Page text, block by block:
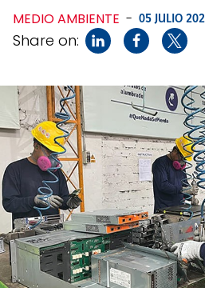
MEDIO AMBIENTE - 05 JULIO
Share on: